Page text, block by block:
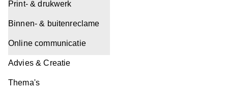
Print- & drukwerk
Binnen- & buitenreclame
Online communicatie
Advies & Creatie
Thema's